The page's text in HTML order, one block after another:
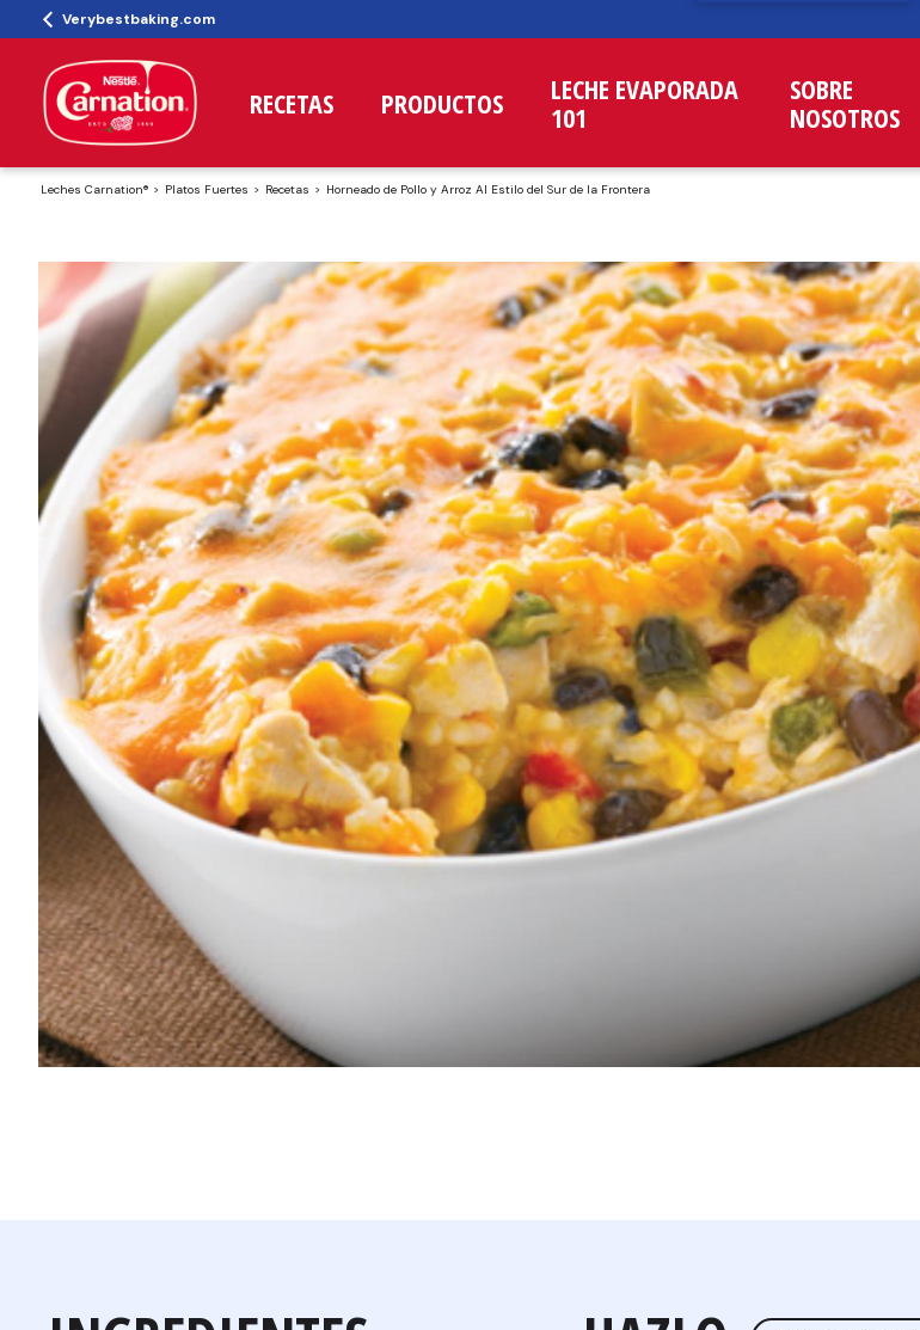
Verybestbaking.com
RECETAS PRODUCTOS
LECHE EVAPORADA
101
SOBRE
NOSOTROS
Leches Carnation® Platos Fuertes Recetas Horneado de Pollo y Arroz Al Estilo del Sur de la Frontera